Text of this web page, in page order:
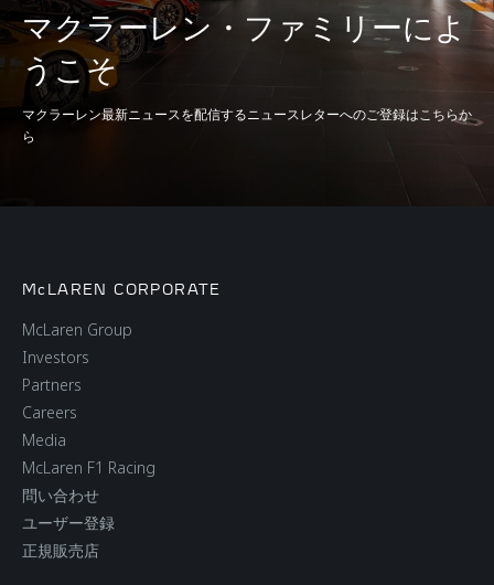
最大トルク
600 Nm（443 lb ft）@
ブレーキング
100-0kph (62-0mph)
200-0kph (124-0mph)
マクラーレン・ファミリーによ
うこそ
マクラーレン最新ニュースを配信するニュースレターへのご登録はこちらか
ら
McLAREN CORPORATE
McLaren Group
Investors
Partners
Careers
Media
McLaren F1 Racing
問い合わせ
ユーザー登録
正規販売店